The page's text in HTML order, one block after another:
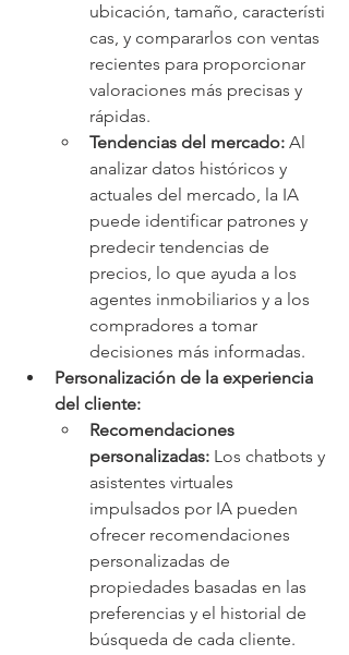
ubicación, tamaño, característi
cas, y compararlos con ventas
recientes para proporcionar
valoraciones más precisas y
rápidas.
Tendencias del mercado: Al
analizar datos históricos y
actuales del mercado, la IA
puede identificar patrones y
predecir tendencias de
precios, lo que ayuda a los
agentes inmobiliarios y a los
compradores a tomar
decisiones más informadas.
Personalización de la experiencia
del cliente:
Recomendaciones
personalizadas: Los chatbots y
asistentes virtuales
impulsados por IA pueden
ofrecer recomendaciones
personalizadas de
propiedades basadas en las
preferencias y el historial de
búsqueda de cada cliente.